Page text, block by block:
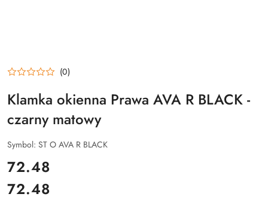
(0)
Klamka okienna Prawa AVA R BLACK -
czarny matowy
Symbol: ST O AVA R BLACK
cena:
72.48
Cena:
72.48